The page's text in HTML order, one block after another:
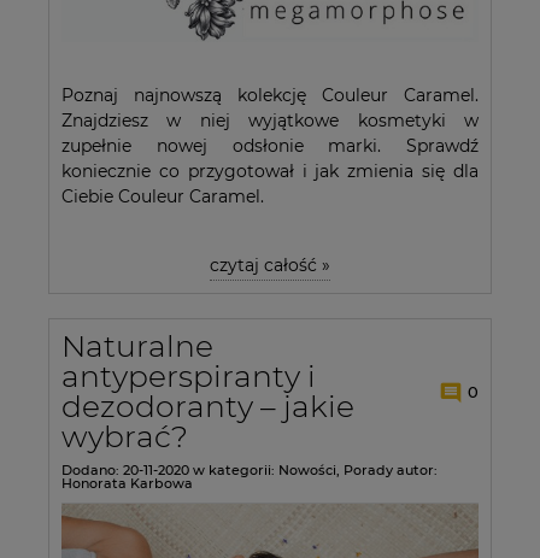
Poznaj najnowszą kolekcję Couleur Caramel.
Znajdziesz w niej wyjątkowe kosmetyki w
zupełnie nowej odsłonie marki. Sprawdź
koniecznie co przygotował i jak zmienia się dla
Ciebie Couleur Caramel.
czytaj całość »
Naturalne
antyperspiranty i
dezodoranty – jakie
wybrać?
0
Dodano: 20-11-2020 w kategorii: Nowości, Porady autor:
Honorata Karbowa